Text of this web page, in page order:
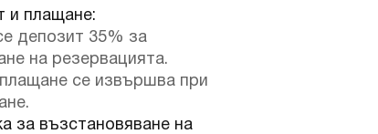
и плащане:
депозит 35% за
на резервацията.
се извършва при
за възстановяване на